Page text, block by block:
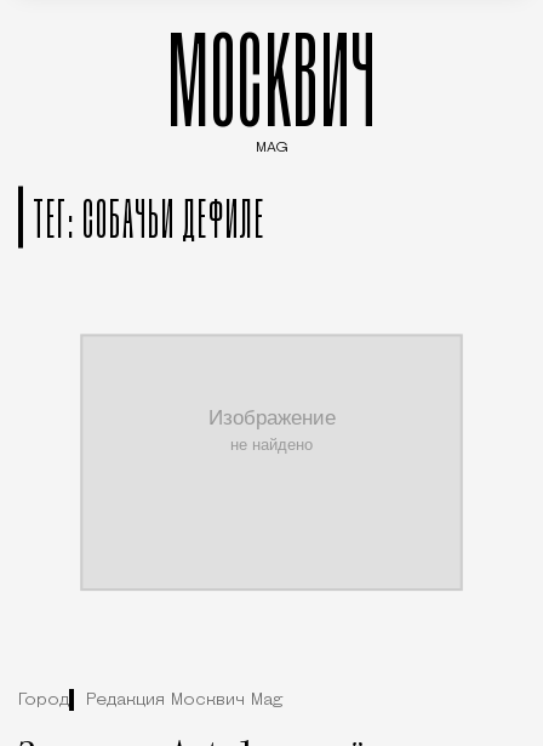
МОСКВИЧ
MAG
ТЕГ: СОБАЧЬИ ДЕФИЛЕ
Город Редакция Москвич Mag